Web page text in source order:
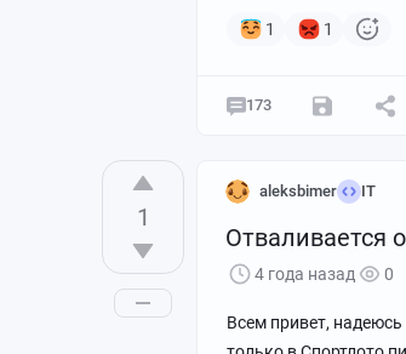
1 1
173
1
aleksbimer IT
Отваливается
4 года назад 0
Всем привет,